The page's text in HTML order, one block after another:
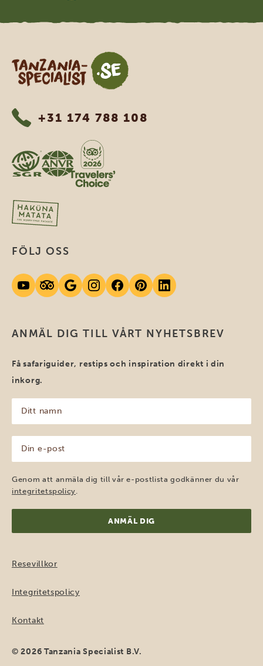
Tanzania Specialist
+31 174 788 108
ANMÄL DIG TILL VÅRT NYHETSBREV
Få safariguider, restips och inspiration direkt i din
inkorg.
namn
(Obligatoriskt)
post
(Obligatoriskt)
Genom att anmäla dig till vår e-postlista godkänner du vår
integritetspolicy
FÖLJ OSS
Resevillkor
Integritetspolicy
Kontakt
© 2026 Tanzania Specialist B.V.